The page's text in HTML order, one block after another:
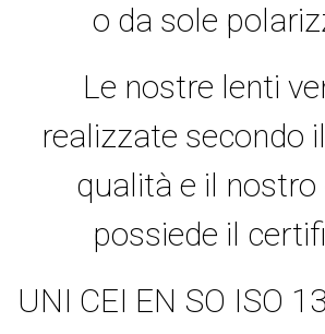
o da sole
Le nostre lenti
realizzate secondo
qualità e il nostro
possiede il
UNI CEI EN SO ISO